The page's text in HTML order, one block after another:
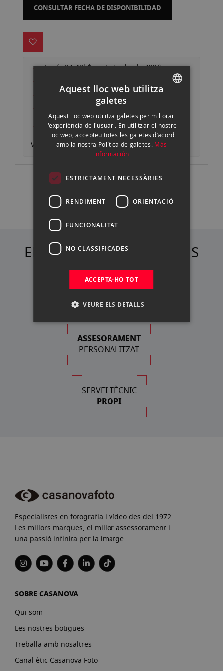
CONSULTAR FECHA DE DISPONIBILIDAD
Envío 24-48h* gratuito desde 499€
Pago seguro y autenticado
Consigue un descuento entregando tu
equipo actual
Ver descripción producto
ELS NOSTRES AVANTATGES
FINANÇAMENT
ASSESORAMENT
PERSONALITZAT
SERVEI TÈCNIC
PROPI
Especialistes en fotografia i vídeo des del 1972.
Les millors marques, el millor assessorament i
una passió infinita per la imatge.
SOBRE CASANOVA
Qui som
Les nostres botigues
Treballa amb nosaltres
Canal ètic Casanova Foto
ENGLISH
CATALAN
Aquest lloc web utilitza
galetes
Aquest lloc web utilitza galetes per millorar
l'experiència de l'usuari. En utilitzar el nostre
lloc web, accepteu totes les galetes d’acord
amb la nostra Política de galetes. Más
información
ESTRICTAMENT NECESSÀRIES
RENDIMENT ORIENTACIÓ
FUNCIONALITAT
NO CLASSIFICADES
ACCEPTA-HO TOT
VEURE ELS DETALLS